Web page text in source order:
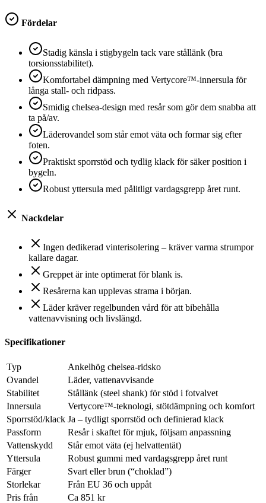
Fördelar
Stadig känsla i stigbygeln tack vare stållänk (bra
torsionsstabilitet).
Komfortabel dämpning med Vertycore™-innersula för
långa stall- och ridpass.
Smidig chelsea-design med resår som gör dem snabba att
ta på/av.
Läderovandel som står emot väta och formar sig efter
foten.
Praktiskt sporrstöd och tydlig klack för säker position i
bygeln.
Robust yttersula med pålitligt vardagsgrepp året runt.
Nackdelar
Ingen dedikerad vinterisolering – kräver varma strumpor
kallare dagar.
Greppet är inte optimerat för blank is.
Resårerna kan upplevas strama i början.
Läder kräver regelbunden vård för att bibehålla
vattenavvisning och livslängd.
Specifikationer
Typ
Ankelhög chelsea-ridsko
Ovandel
Läder, vattenavvisande
Stabilitet
Stållänk (steel shank) för stöd i fotvalvet
Innersula
Vertycore™-teknologi, stötdämpning och komfort
Sporrstöd/klack Ja – tydligt sporrstöd och definierad klack
Passform
Resår i skaftet för mjuk, följsam anpassning
Vattenskydd
Står emot väta (ej helvattentät)
Yttersula
Robust gummi med vardagsgrepp året runt
Färger
Svart eller brun (“choklad”)
Storlekar
Från EU 36 och uppåt
Pris från
Ca 851 kr